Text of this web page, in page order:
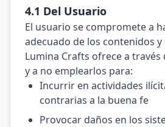
4.1 Del Usuario
El usuario se compromete a
adecuado de los contenidos
Lumina Crafts ofrece a través
y a no emplearlos para:
Incurrir en actividades
contrarias a la buena fe
Provocar daños en los